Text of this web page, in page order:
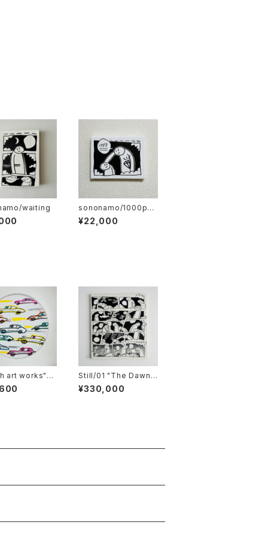
waiting
sononamo/1000poi
nts
¥22,000
art works"T
is going to
Still/01 "The Dawn
Adventurer"
¥330,000